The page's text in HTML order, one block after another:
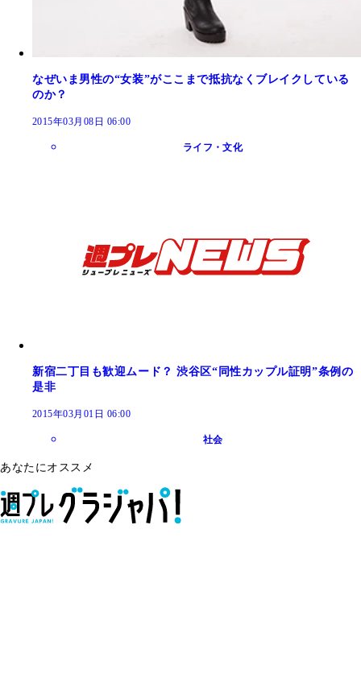
なぜいま男性の“女装”がここまで抵抗なくブレイクしている
のか？
2015年03月08日 06:00
ライフ・文化
新宿二丁目も歓迎ムード？ 渋谷区“同性カップル証明”条例の
是非
2015年03月01日 06:00
社会
あなたにオススメ